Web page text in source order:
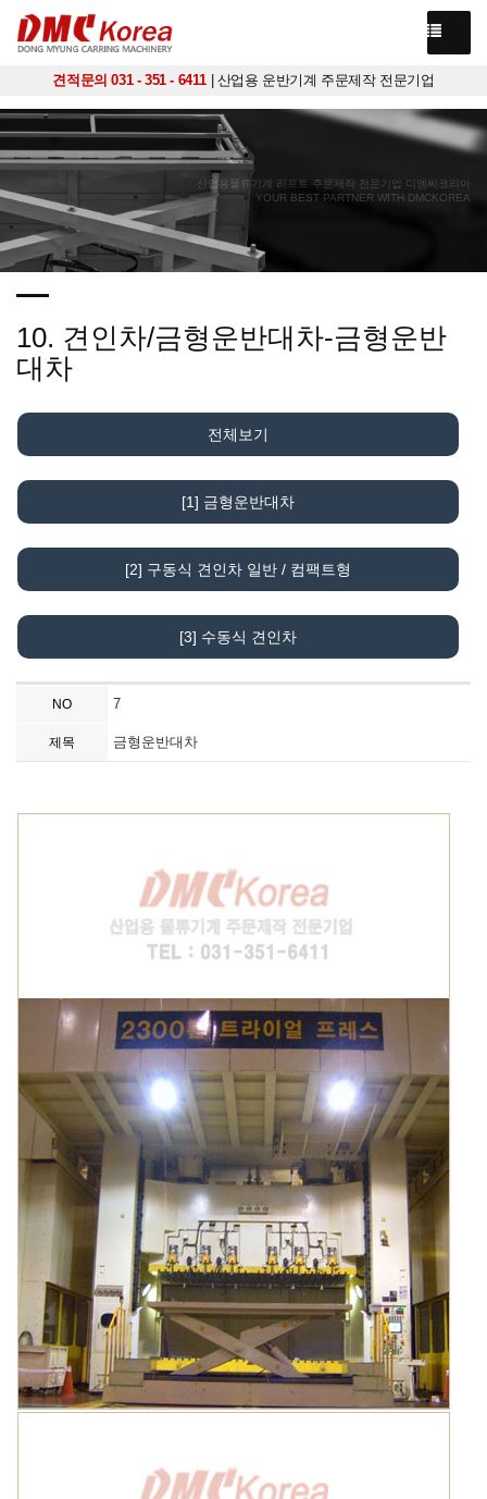
견적문의 031 - 351 - 6411 | 산업용 운반기계 주문제작 전문기업
산업용물류기계 리프트 주문제작 전문기업 디엠씨코리아
YOUR BEST PARTNER WITH DMCKOREA
10. 견인차/금형운반대차-금형운반
대차
전체보기
[1] 금형운반대차
[2] 구동식 견인차 일반 / 컴팩트형
[3] 수동식 견인차
NO 7
제목 금형운반대차